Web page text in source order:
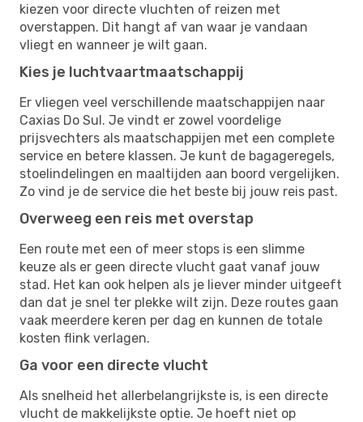
kiezen voor directe vluchten of reizen met
overstappen. Dit hangt af van waar je vandaan
vliegt en wanneer je wilt gaan.
Kies je luchtvaartmaatschappij
Er vliegen veel verschillende maatschappijen naar
Caxias Do Sul. Je vindt er zowel voordelige
prijsvechters als maatschappijen met een complete
service en betere klassen. Je kunt de bagageregels,
stoelindelingen en maaltijden aan boord vergelijken.
Zo vind je de service die het beste bij jouw reis past.
Overweeg een reis met overstap
Een route met een of meer stops is een slimme
keuze als er geen directe vlucht gaat vanaf jouw
stad. Het kan ook helpen als je liever minder uitgeeft
dan dat je snel ter plekke wilt zijn. Deze routes gaan
vaak meerdere keren per dag en kunnen de totale
kosten flink verlagen.
Ga voor een directe vlucht
Als snelheid het allerbelangrijkste is, is een directe
vlucht de makkelijkste optie. Je hoeft niet op